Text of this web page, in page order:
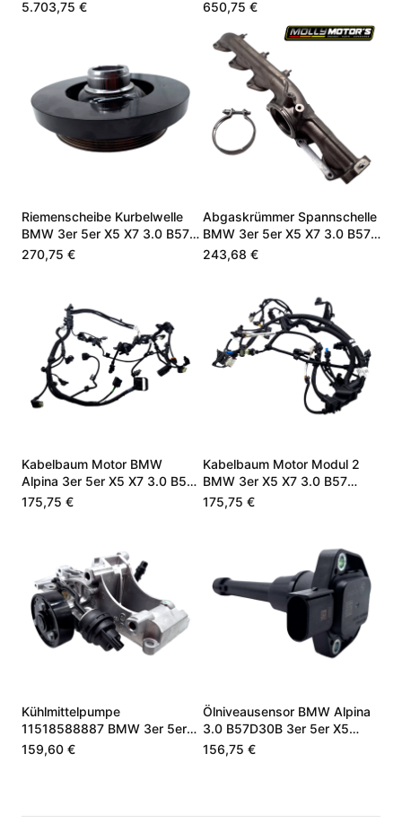
11002473237
5.703,75 € X5 3.0 B57D30A
650,75 €
Riemenscheibe Kurbelwelle
BMW 3er 5er X5 X7 3.0 B57
11238571269
270,75 €
Abgaskrümmer Spannschelle
BMW 3er 5er X5 X7 3.0 B57
11628570152
243,68 €
Kabelbaum Motor BMW
Alpina 3er 5er X5 X7 3.0 B57
12518490446
175,75 €
Kabelbaum Motor Modul 2
BMW 3er X5 X7 3.0 B57
12517925932
175,75 €
Kühlmittelpumpe
11518588887 BMW 3er 5er
X5 X7 3.0 B57
159,60 €
Ölniveausensor BMW Alpina
3.0 B57D30B 3er 5er X5
12618638758
156,75 €